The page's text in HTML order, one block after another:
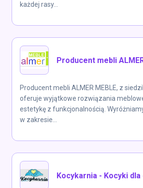
każdej rasy...
Producent mebli
Producent mebli ALMER MEBLE, z
oferuje wyjątkowe rozwiązania
estetykę z funkcjonalnością.
w zakresie...
Kocykarnia - Kocyki